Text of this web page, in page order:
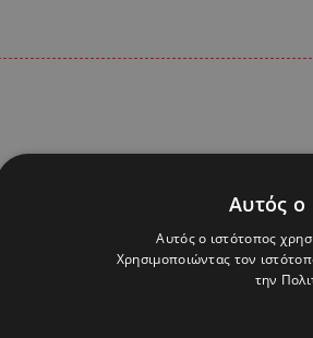
Αυτός ο
Αυτός ο ιστότοπος
Χρησιμοποιώντας τον
την